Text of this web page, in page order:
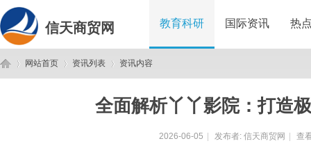
信天商贸网 教育科研 国际资讯 热
网站首页 资讯列表 资讯内容
全面解析丫丫影院：打造
2026-06-05 发布者: 信天商贸网 查